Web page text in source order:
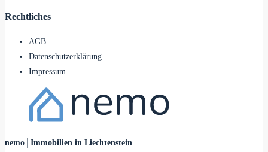
Rechtliches
AGB
Datenschutzerklärung
Impressum
nemo│Immobilien in Liechtenstein